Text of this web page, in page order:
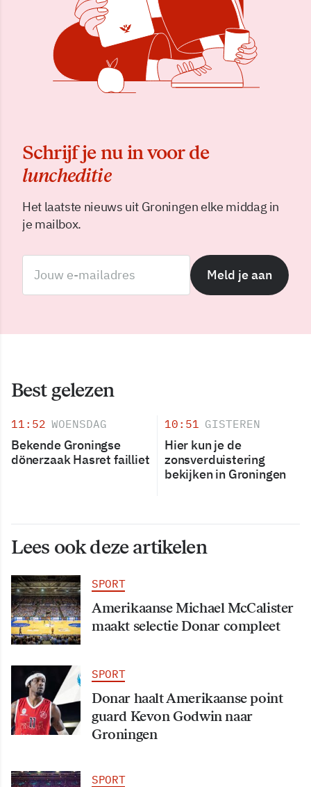
Schrijf je nu in voor de
luncheditie
Het laatste nieuws uit Groningen elke middag in
je mailbox.
Meld je aan
Best gelezen
11:52 WOENSDAG
Bekende Groningse
dönerzaak Hasret failliet
10:51 GISTEREN
Hier kun je de
zonsverduistering
bekijken in Groningen
Lees ook deze artikelen
SPORT
Amerikaanse Michael McCalister
maakt selectie Donar compleet
SPORT
Donar haalt Amerikaanse point
guard Kevon Godwin naar
Groningen
SPORT